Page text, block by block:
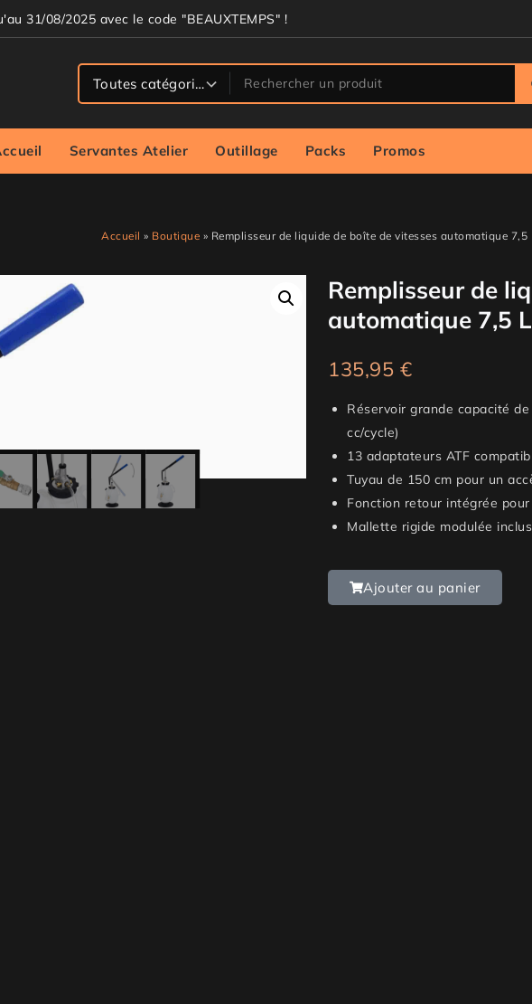
31/08/2025 avec le code "BEAUXTEMPS" !
Servantes Atelier Outillage Packs Promos
Accueil » Boutique » Remplisseur de liquide de boîte de vitesses automatique 7,5 L
Remplisseur de
automatique 7,5 L
135,95 €
Réservoir grande capacité
cc/cycle)
13 adaptateurs ATF
Tuyau de 150 cm pour un
Fonction retour intégrée
Mallette rigide modulée
Ajouter au panier